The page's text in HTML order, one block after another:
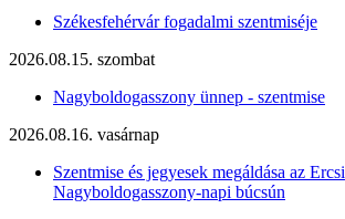
Székesfehérvár fogadalmi szentmiséje
2026.08.15. szombat
Nagyboldogasszony ünnep - szentmise
2026.08.16. vasárnap
Szentmise és jegyesek megáldása az Ercsi
Nagyboldogasszony-napi búcsún